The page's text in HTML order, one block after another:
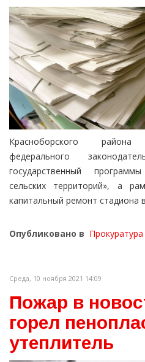
Красноборского
федерального
государственный
сельских территорий», а
капитальный ремонт стадиона
Опубликовано в Прокуратура
Среда, 10 ноября 2021 14:09
Пожар в
горел
утеплитель